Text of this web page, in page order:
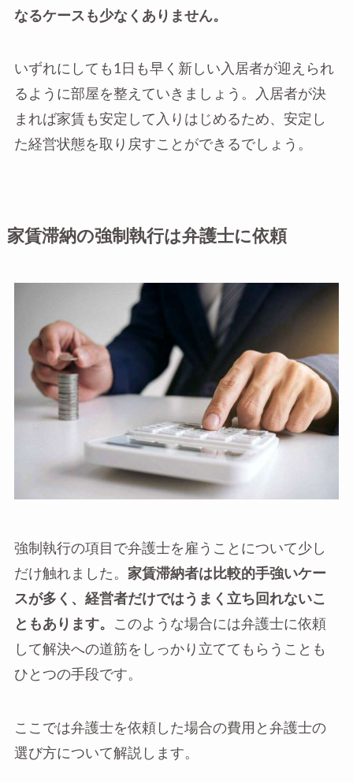
なるケースも少なくありません。
いずれにしても1日も早く新しい入居者が迎えられ
るように部屋を整えていきましょう。入居者が決
まれば家賃も安定して入りはじめるため、安定し
た経営状態を取り戻すことができるでしょう。
家賃滞納の強制執行は弁護士に依頼
強制執行の項目で弁護士を雇うことについて少し
だけ触れました。 家賃滞納者は比較的手強いケー
スが多く、経営者だけではうまく立ち回れないこ
ともあります。
このような場合には弁護士に依頼
して解決への道筋をしっかり立ててもらうことも
ひとつの手段です。
ここでは弁護士を依頼した場合の費用と弁護士の
選び方について解説します。